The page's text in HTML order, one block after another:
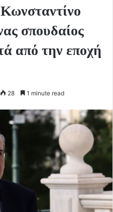
σπουδαίος
από την εποχή
28 1 minute read